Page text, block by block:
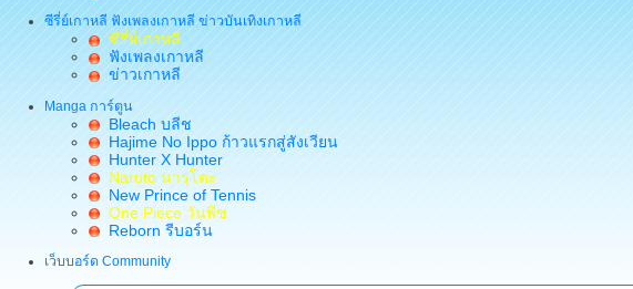
ซีรี่ย์เกาหลี ฟังเพลงเกาหลี ข่าวบันเทิงเกาหลี
ซีรี่ย์เกาหลี
ฟังเพลงเกาหลี
ข่าวเกาหลี
Manga การ์ตูน
Bleach บลีช
Hajime No Ippo ก้าวแรกสู่สังเวียน
Hunter X Hunter
Naruto นารุโตะ
New Prince of Tennis
One Piece วันพีช
Reborn รีบอร์น
เว็บบอร์ด Community